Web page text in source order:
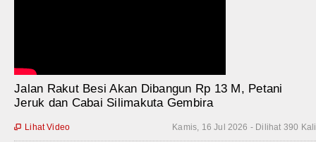
Jalan Rakut Besi Akan Dibangun Rp 13 M, Petani
Jeruk dan Cabai Silimakuta Gembira
Kamis, 16 Jul 2026 - Dilihat 390 Kali
 Lihat Video